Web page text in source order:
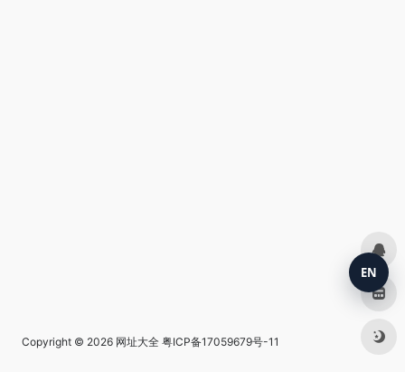
Copyright © 2026 网址大全 粤ICP备17059679号-11
EN